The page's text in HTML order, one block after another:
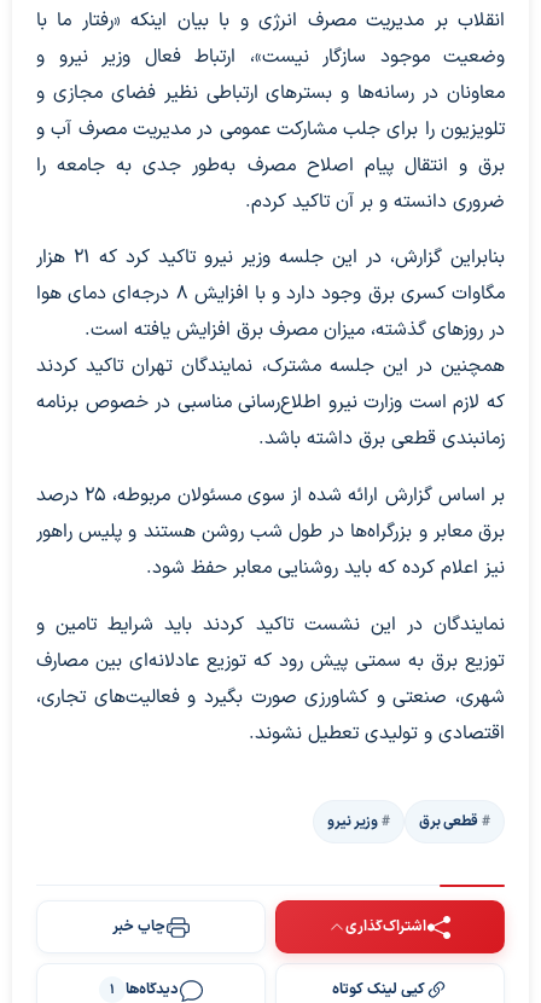
انقلاب بر مدیریت مصرف انرژی و با بیان اینکه «رفتار ما با
وضعیت موجود سازگار نیست»، ارتباط فعال وزیر نیرو و
معاونان در رسانه‌ها و بسترهای ارتباطی نظیر فضای مجازی و
تلویزیون را برای جلب مشارکت عمومی در مدیریت مصرف آب و
برق و انتقال پیام اصلاح مصرف به‌طور جدی به جامعه را
ضروری دانسته و بر آن تاکید کردم.
بنابراین گزارش، در این جلسه وزیر نیرو تاکید کرد که ۲۱ هزار
مگاوات کسری برق وجود دارد و با افزایش ۸ درجه‌ای دمای هوا
در روزهای گذشته، میزان مصرف برق افزایش یافته است.
همچنین در این جلسه مشترک، نمایندگان تهران تاکید کردند
که لازم است وزارت نیرو اطلاع‌رسانی مناسبی در خصوص برنامه
زمانبندی قطعی برق داشته باشد.
بر اساس گزارش ارائه شده از سوی مسئولان مربوطه، ۲۵ درصد
برق معابر و بزرگراه‌ها در طول شب روشن هستند و پلیس راهور
نیز اعلام کرده که باید روشنایی معابر حفظ شود.
نمایندگان در این نشست تاکید کردند باید شرایط تامین و
توزیع برق به سمتی پیش رود که توزیع عادلانه‌ای بین مصارف
شهری، صنعتی و کشاورزی صورت بگیرد و فعالیت‌های تجاری،
اقتصادی و تولیدی تعطیل نشوند.
قطعی برق وزیر نیرو
اشتراک‌گذاری چاپ خبر
کپی لینک کوتاه دیدگاه‌ها 1